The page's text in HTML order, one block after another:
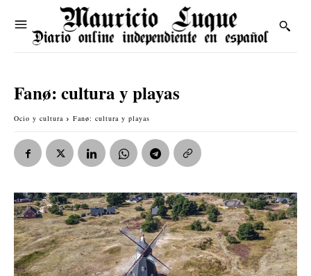
Fanø: cultura y playas
Ocio y cultura Fanø: cultura y playas